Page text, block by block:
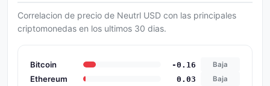
Correlacion de precio de Neutrl USD con las principales
criptomonedas en los ultimos 30 dias.
Bitcoin -0.16 Baja
Ethereum 0.03 Baja